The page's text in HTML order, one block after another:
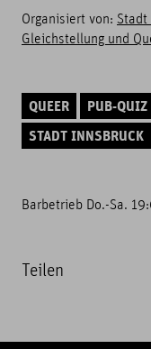
Organisiert von: Stadt
Gleichstellung und
QUEER PUB-QUIZ
STADT INNSBRUCK
Barbetrieb Do.-Sa.
Teilen